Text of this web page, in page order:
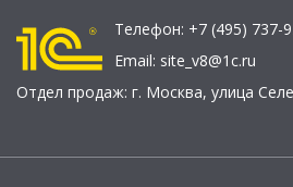
Телефон: +7 (495) 737-
Email: site_v8@1c.ru
Отдел продаж: г. Москва, улица